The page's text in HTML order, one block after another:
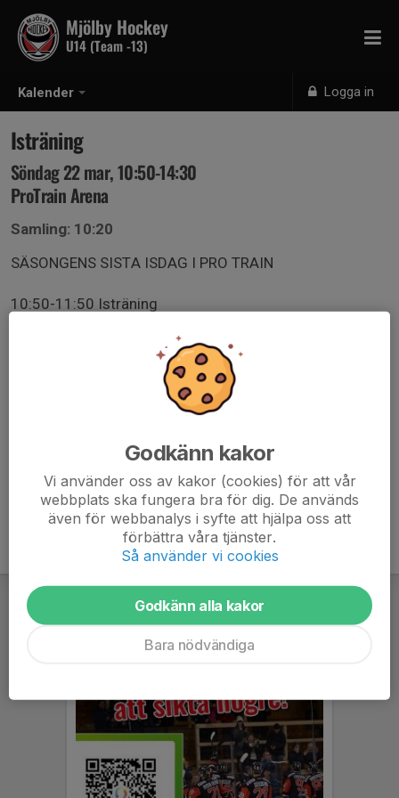
Kalender Logga in
Mjölby Hockey
U14 (Team -13)
Isträning
Söndag 22 mar, 10:50-14:30
ProTrain Arena
Samling: 10:20
SÄSONGENS SISTA ISDAG I PRO TRAIN
10:50-11:50 Isträning
11:50-13 Paus/mellanmål/lunch (medtages)
12-12:30 Föräldramöte i gamla kaffis
Godkänn kakor
Vi använder oss av kakor (cookies) för att vår
webbplats ska fungera bra för dig. De används
även för webbanalys i syfte att hjälpa oss att
förbättra våra tjänster.
Så använder vi cookies
Godkänn alla kakor
Bara nödvändiga